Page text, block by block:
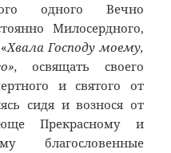
одного Вечно
Милосердного,
Хвала Господу моему,
освящать своего
и святого от
сидя и вознося от
Прекрасному и
благословенные